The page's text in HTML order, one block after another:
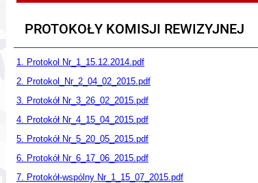
PROTOKOŁY KOMISJI REWIZYJNEJ
1. Protokol Nr_1_15.12.2014.pdf
2. Protokol_Nr_2_04_02_2015.pdf
3. Protokół Nr_3_26_02_2015.pdf
4. Protokół Nr_4_15_04_2015.pdf
5. Protokół Nr_5_20_05_2015.pdf
6. Protokół Nr_6_17_06_2015.pdf
7. Protokół-wspólny Nr_1_15_07_2015.pdf